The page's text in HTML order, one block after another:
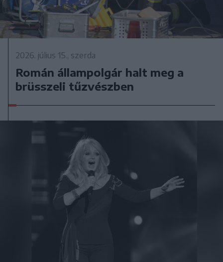
2026. július 15., szerda
Román állampolgár halt meg a
brüsszeli tűzvészben